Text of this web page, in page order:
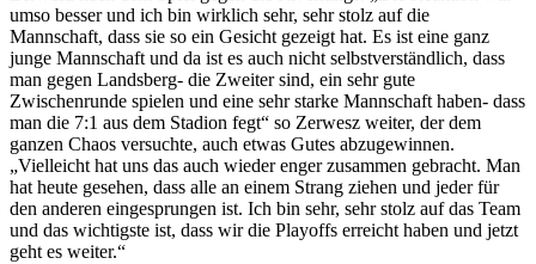
umso besser und ich bin wirklich sehr, sehr stolz auf die
Mannschaft, dass sie so ein Gesicht gezeigt hat. Es ist eine ganz
junge Mannschaft und da ist es auch nicht selbstverständlich, dass
man gegen Landsberg- die Zweiter sind, ein sehr gute
Zwischenrunde spielen und eine sehr starke Mannschaft haben- dass
man die 7:1 aus dem Stadion fegt“ so Zerwesz weiter, der dem
ganzen Chaos versuchte, auch etwas Gutes abzugewinnen.
„Vielleicht hat uns das auch wieder enger zusammen gebracht. Man
hat heute gesehen, dass alle an einem Strang ziehen und jeder für
den anderen eingesprungen ist. Ich bin sehr, sehr stolz auf das Team
und das wichtigste ist, dass wir die Playoffs erreicht haben und jetzt
geht es weiter.“